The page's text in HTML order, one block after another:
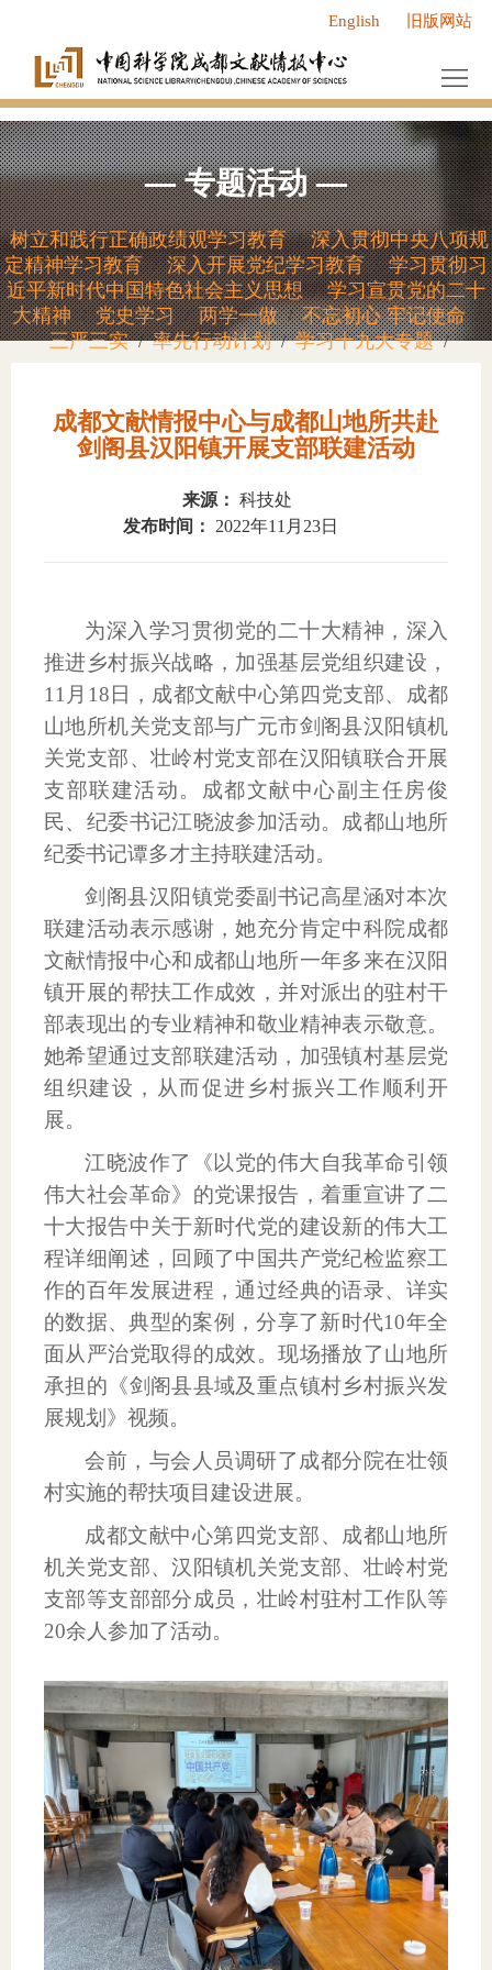
English 旧版网站
心
概
况
服
务
中
心
新
闻
动
态
研
究
成
人
才
党
—专题活动—
树立和践行正确政绩观学习教育 / 深入贯彻中央八项规
定精神学习教育 / 深入开展党纪学习教育 / 学习贯彻习
近平新时代中国特色社会主义思想 / 学习宣贯党的二十
大精神 / 党史学习 / 两学一做 / 不忘初心 牢记使命 /
三严三实 / 率先行动计划 / 学习十九大专题 /
成都文献情报中心与成都山地所共赴
剑阁县汉阳镇开展支部联建活动
来源： 科技处
发布时间：
2022年11月23日
为深入学习贯彻党的二十大精神，深入
推进乡村振兴战略，加强基层党组织建设，
11 月 18 日，成都文献中心第四党支部、成都
山地所机关党支部与广元市剑阁县汉阳镇机
关党支部、壮岭村党支部在汉阳镇联合开展
支部联建活动。成都文献中心副主任房俊
民、纪委书记江晓波参加活动。成都山地所
纪委书记谭多才主持联建活动。
剑阁县汉阳镇党委副书记高星涵对本次
联建活动表示感谢，她充分肯定中科院成都
文献情报中心和成都山地所一年多来在汉阳
镇开展的帮扶工作成效，并对派出的驻村干
部表现出的专业精神和敬业精神表示敬意。
她希望通过支部联建活动，加强镇村基层党
组织建设，从而促进乡村振兴工作顺利开
展。
江晓波作了《以党的伟大自我革命引领
伟大社会革命》的党课报告，着重宣讲了二
十大报告中关于新时代党的建设新的伟大工
程详细阐述，回顾了中国共产党纪检监察工
作的百年发展进程，通过经典的语录、详实
的数据、典型的案例，分享了新时代10年全
面从严治党取得的成效。现场播放了山地所
承担的《剑阁县县域及重点镇村乡村振兴发
展规划》视频。
会前，与会人员调研了成都分院在壮领
村实施的帮扶项目建设进展。
成都文献中心第四党支部、成都山地所
机关党支部、汉阳镇机关党支部、壮岭村党
支部等支部部分成员，壮岭村驻村工作队等
20余人参加了活动。